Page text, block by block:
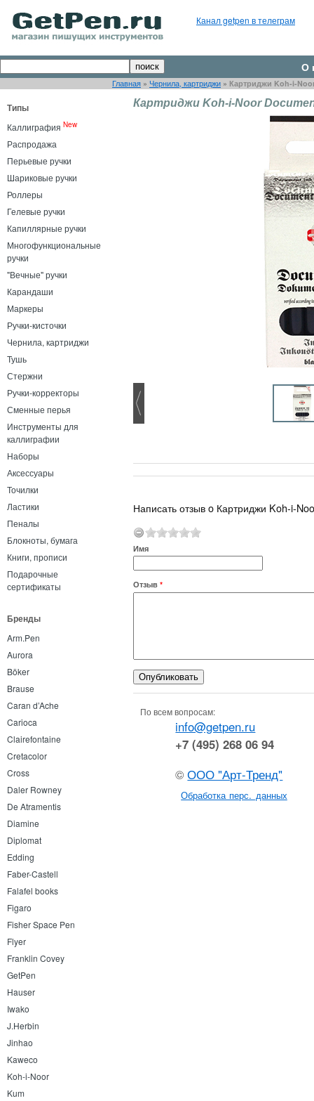
Канал getpen в телеграм
О
Главная » Чернила, картриджи » Картриджи Koh-i-
Типы
Каллиграфия New
Распродажа
Перьевые ручки
Шариковые ручки
Роллеры
Гелевые ручки
Капиллярные ручки
Многофункциональные
ручки
"Вечные" ручки
Карандаши
Маркеры
Ручки-кисточки
Чернила, картриджи
Тушь
Стержни
Ручки-корректоры
Сменные перья
Инструменты для
каллиграфии
Наборы
Аксессуары
Точилки
Ластики
Пеналы
Блокноты, бумага
Книги, прописи
Подарочные
сертификаты
Бренды
Arm.Pen
Aurora
Böker
Brause
Caran d’Ache
Carioca
Clairefontaine
Cretacolor
Cross
Daler Rowney
De Atramentis
Diamine
Diplomat
Edding
Faber-Castell
Falafel books
Figaro
Fisher Space Pen
Flyer
Franklin Covey
GetPen
Hauser
Iwako
J.Herbin
Jinhao
Kaweco
Koh-i-Noor
Kum
Картриджи Koh-i-Noor
Написать отзыв o Картриджи Koh-i-
Имя
Отзыв *
По всем вопросам:
info@getpen.ru
+7 (495) 268 06 94
©ООО "Арт-Тренд"
Обработка перс. данных